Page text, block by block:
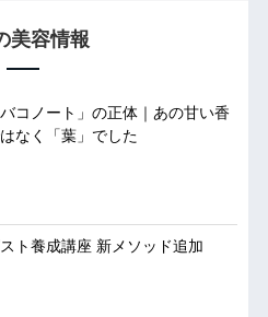
美容情報
コノート」の正体｜あの甘い香
なく「葉」でした
ト養成講座 新メソッド追加